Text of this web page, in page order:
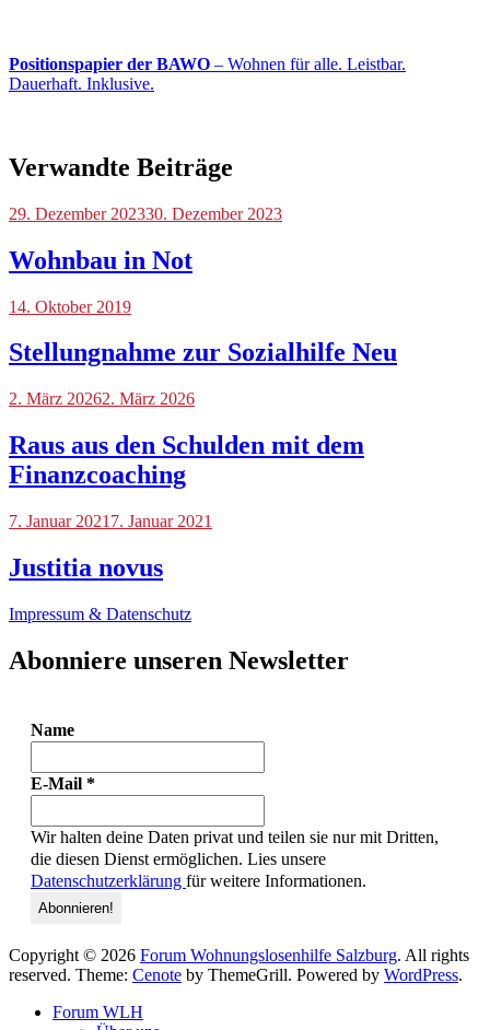
Positionspapier der BAWO – Wohnen für alle. Leistbar.
Dauerhaft. Inklusive.
Verwandte Beiträge
Blog
29. Dezember 202330. Dezember 2023
Wohnbau in Not
Blog
14. Oktober 2019
Stellungnahme zur Sozialhilfe Neu
Blog,
2. März 20262. März 2026
Raus aus den Schulden mit dem
Finanzcoaching
Blog
7. Januar 2021 7. Januar 2021
Justitia novus
Impressum & Datenschutz
Abonniere unseren Newsletter
Name
E-Mail *
Wir halten deine Daten privat und teilen sie nur mit Dritten,
die diesen Dienst ermöglichen. Lies unsere
Datenschutzerklärung für weitere Informationen.
Copyright © 2026 Forum Wohnungslosenhilfe Salzburg. All rights
reserved. Theme: Cenote by ThemeGrill. Powered by WordPress.
Forum WLH